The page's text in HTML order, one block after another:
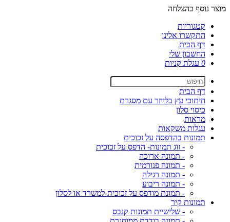
מוצר נוסף בהצלחה
קטגוריות
התקשרו אלינו
דף הבית
החשבון שלי
0 עגלת קניות
דף הבית
חיתוכי עץ בלייזר עם מסגרת
כיסוי סלון
מראות
עגלות משקאות
תמונות בהדפסה על זכוכית
- זוג תמונות- הדפס על זכוכית
- תמונה ארוכה
- תמונה פנורמית
- תמונה רגילה
- תמונה ריבוע
- תמונת מודפס על זכוכית-למשרד או לסלון
תמונות קיר
- שלישיית תמונות קנבס